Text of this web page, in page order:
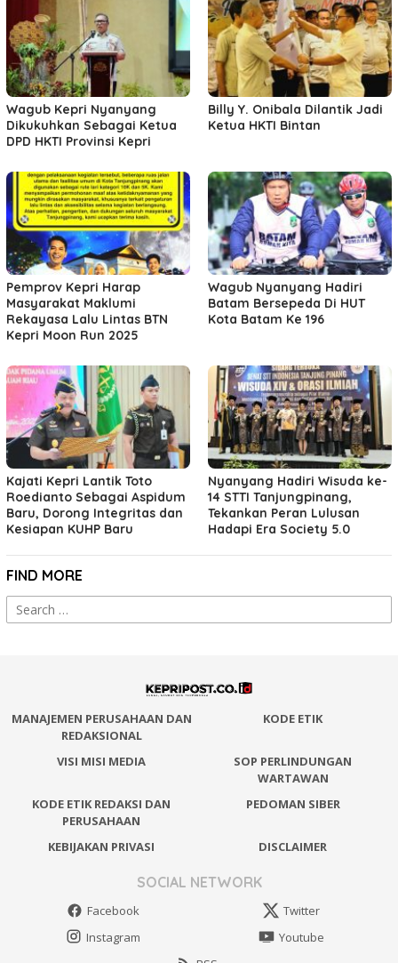
Wagub Kepri Nyanyang
Dikukuhkan Sebagai Ketua
DPD HKTI Provinsi Kepri
Billy Y. Onibala Dilantik Jadi
Ketua HKTI Bintan
Pemprov Kepri Harap
Masyarakat Maklumi
Rekayasa Lalu Lintas BTN
Kepri Moon Run 2025
Wagub Nyanyang Hadiri
Batam Bersepeda Di HUT
Kota Batam Ke 196
Kajati Kepri Lantik Toto
Roedianto Sebagai Aspidum
Baru, Dorong Integritas dan
Kesiapan KUHP Baru
Nyanyang Hadiri Wisuda ke-
14 STTI Tanjungpinang,
Tekankan Peran Lulusan
Hadapi Era Society 5.0
FIND MORE
Search
for:
MANAJEMEN PERUSAHAAN DAN
REDAKSIONAL
KODE ETIK
VISI MISI MEDIA
SOP PERLINDUNGAN
WARTAWAN
KODE ETIK REDAKSI DAN
PERUSAHAAN
PEDOMAN SIBER
KEBIJAKAN PRIVASI DISCLAIMER
SOCIAL NETWORK
Facebook
Twitter
Instagram
Youtube